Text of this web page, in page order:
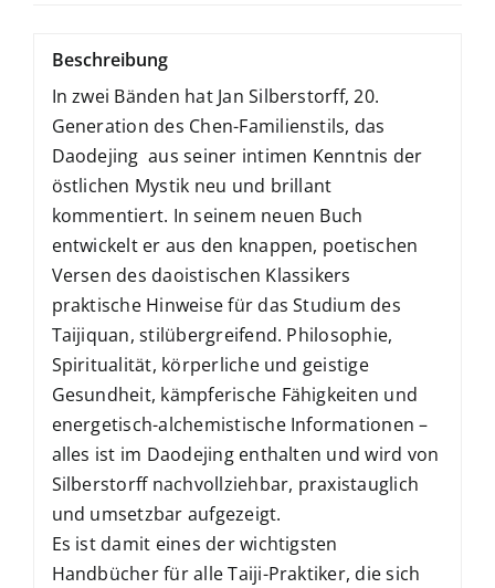
Beschreibung
In zwei Bänden hat Jan Silberstorff, 20.
Generation des Chen-Familienstils, das
Daodejing aus seiner intimen Kenntnis der
östlichen Mystik neu und brillant
kommentiert. In seinem neuen Buch
entwickelt er aus den knappen, poetischen
Versen des daoistischen Klassikers
praktische Hinweise für das Studium des
Taijiquan, stilübergreifend. Philosophie,
Spiritualität, körperliche und geistige
Gesundheit, kämpferische Fähigkeiten und
energetisch-alchemistische Informationen –
alles ist im Daodejing enthalten und wird von
Silberstorff nachvollziehbar, praxistauglich
und umsetzbar aufgezeigt.
Es ist damit eines der wichtigsten
Handbücher für alle Taiji-Praktiker, die sich